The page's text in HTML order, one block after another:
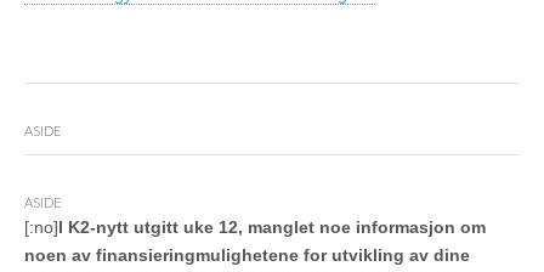
ASIDE
ASIDE
[:no]I K2-nytt utgitt uke 12, manglet noe informasjon om
noen av finansieringmulighetene for utvikling av dine